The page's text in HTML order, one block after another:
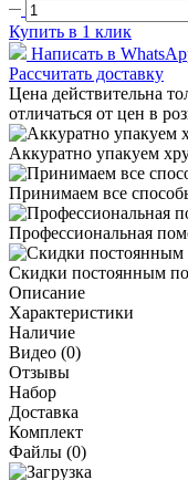
Купить в 1 клик
Написать в
Рассчитать доставку
Цена действительна
отличаться от цен в
Аккуратно упакуем
Принимаем все
Профессиональная
Скидки постоянным
Описание
Характеристики
Наличие
Видео (0)
Отзывы
Набор
Доставка
Комплект
Файлы (0)